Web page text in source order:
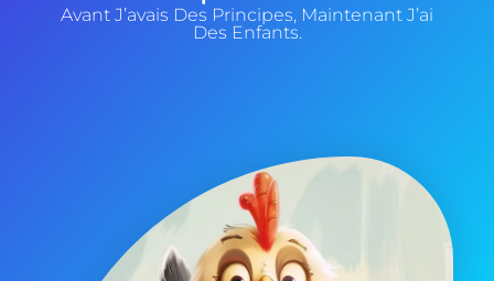
Avant J’avais Des Principes, Maintenant J’ai
Des Enfants.